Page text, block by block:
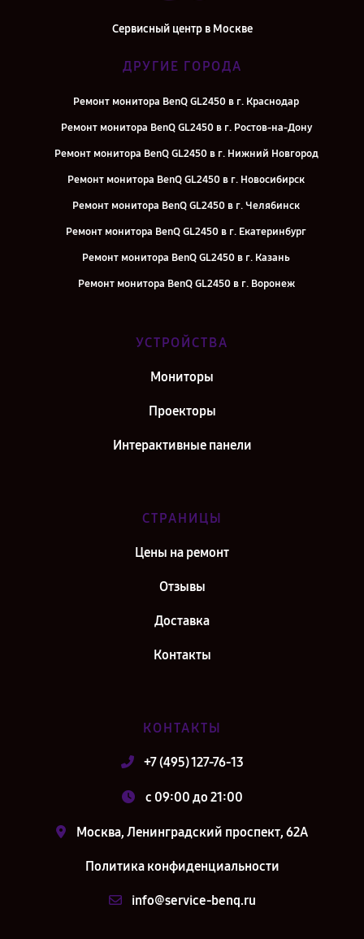
Сервисный центр в Москве
ДРУГИЕ ГОРОДА
Ремонт монитора BenQ GL2450 в г. Краснодар
Ремонт монитора BenQ GL2450 в г. Ростов-на-Дону
Ремонт монитора BenQ GL2450 в г. Нижний Новгород
Ремонт монитора BenQ GL2450 в г. Новосибирск
Ремонт монитора BenQ GL2450 в г. Челябинск
Ремонт монитора BenQ GL2450 в г. Екатеринбург
Ремонт монитора BenQ GL2450 в г. Казань
Ремонт монитора BenQ GL2450 в г. Воронеж
Ремонт монитора BenQ GL2450 в г. Самара
Ремонт монитора BenQ GL2450 в г. Санкт-Петербург
УСТРОЙСТВА
Мониторы
Проекторы
Интерактивные панели
СТРАНИЦЫ
Цены на ремонт
Отзывы
Доставка
Контакты
КОНТАКТЫ
+7 (495) 127-76-13
c 09:00 до 21:00
Москва, Ленинградский проспект, 62А
Политика конфиденциальности
info@service-benq.ru